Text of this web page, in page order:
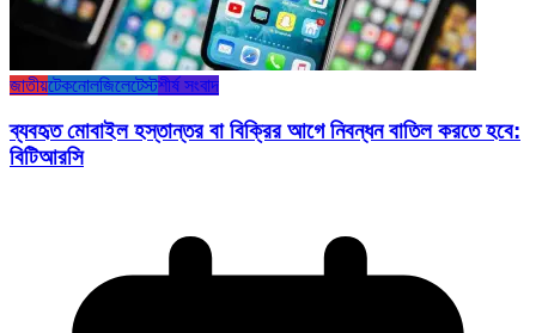
জাতীয়টেকনোলজিলেটেস্টশীর্ষ সংবাদ
ব্যবহৃত মোবাইল হস্তান্তর বা বিক্রির আগে নিবন্ধন বাতিল করতে হবে:
বিটিআরসি